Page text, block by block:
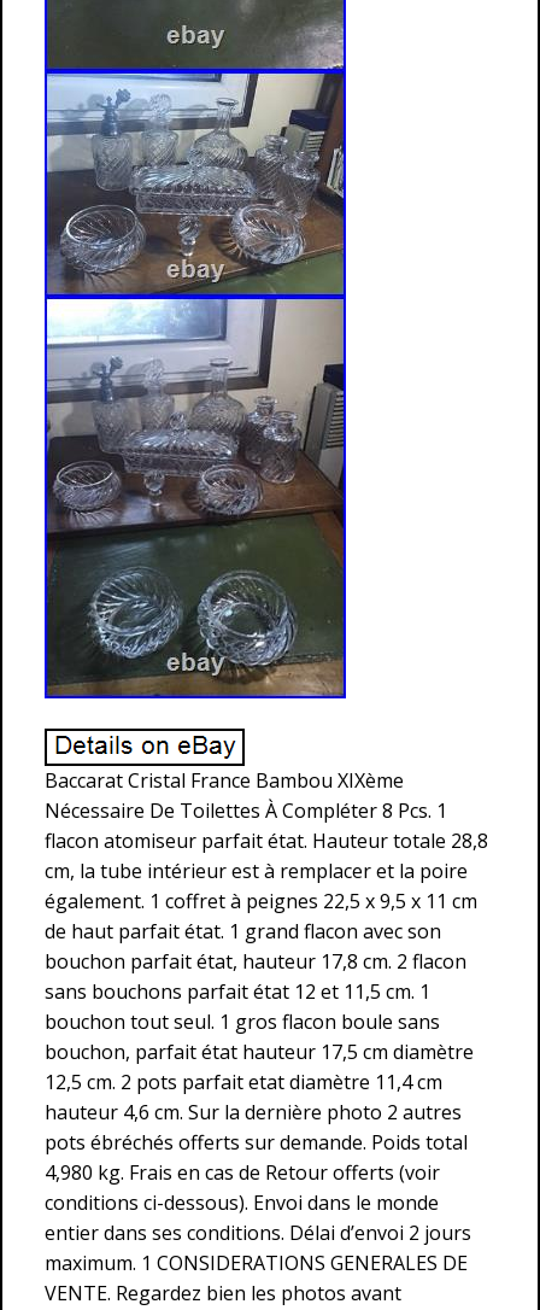
Baccarat Cristal France Bambou XIXème
Nécessaire De Toilettes À Compléter 8 Pcs. 1
flacon atomiseur parfait état. Hauteur totale 28,8
cm, la tube intérieur est à remplacer et la poire
également. 1 coffret à peignes 22,5 x 9,5 x 11 cm
de haut parfait état. 1 grand flacon avec son
bouchon parfait état, hauteur 17,8 cm. 2 flacon
sans bouchons parfait état 12 et 11,5 cm. 1
bouchon tout seul. 1 gros flacon boule sans
bouchon, parfait état hauteur 17,5 cm diamètre
12,5 cm. 2 pots parfait etat diamètre 11,4 cm
hauteur 4,6 cm. Sur la dernière photo 2 autres
pots ébréchés offerts sur demande. Poids total
4,980 kg. Frais en cas de Retour offerts (voir
conditions ci-dessous). Envoi dans le monde
entier dans ses conditions. Délai d’envoi 2 jours
maximum. 1 CONSIDERATIONS GENERALES DE
VENTE. Regardez bien les photos avant